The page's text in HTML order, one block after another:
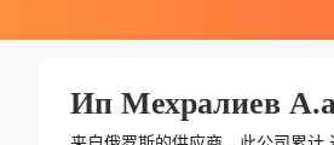
Ип Мехралиев